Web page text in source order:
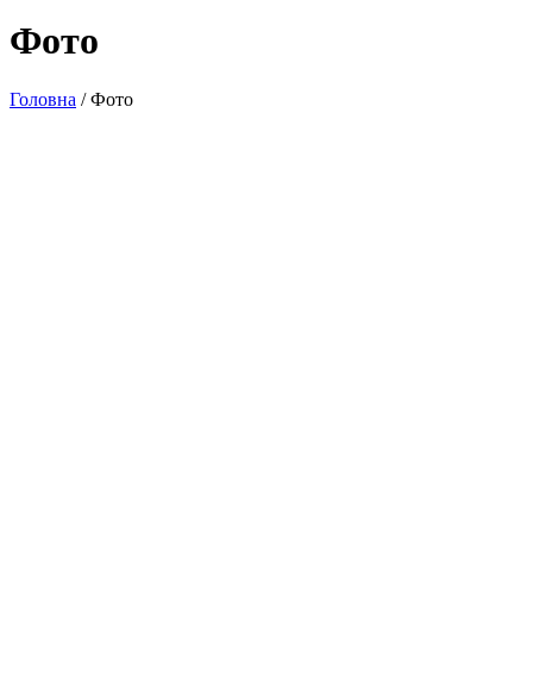
Фото
Головна /Фото